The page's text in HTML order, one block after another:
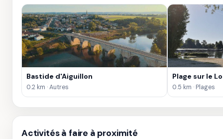
Bastide d'Aiguillon
0.2 km · Autres
Plage sur le
0.5 km · Plages
Activités à faire à proximité